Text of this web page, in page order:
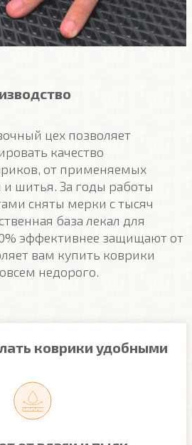
цех позволяет
качество
от применяемых
шитья. За годы работы
сняты мерки с тысяч
база лекал для
эффективнее защищают от
вам купить коврики
недорого.
коврики удобными